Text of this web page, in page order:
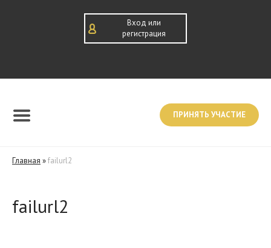
Вход или
регистрация
ПРИНЯТЬ УЧАСТИЕ
Главная »failurl2
failurl2